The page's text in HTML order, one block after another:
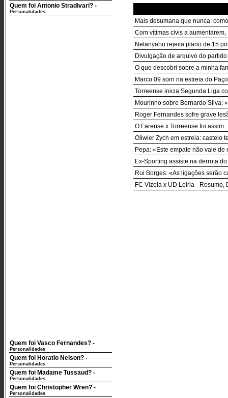
Quem foi Antonio Stradivari? -
Personalidades
Quem foi Vasco Fernandes? -
Personalidades
Quem foi Horatio Nelson? -
Personalidades
Quem foi Madame Tussaud? -
Personalidades
Quem foi Christopher Wren? -
Personalidades
Mais desumana que nunca:
Com vítimas civis a
Netanyahu rejeita plano de 15
Divulgação de arquivo do
O que descobri sobre a minha
Marco 09 sorri na estreia do
Torreense inicia Segunda Liga
Mourinho sobre Bernardo Silva:
Roger Fernandes sofre grave
O Farense x Torreense foi assim...
Oliwier Zych em estreia: castelo
Pepa: «Este empate não vale
Ex-Sporting assiste na derrota
Rui Borges: «As ligações serão
FC Vizela x UD Leiria -